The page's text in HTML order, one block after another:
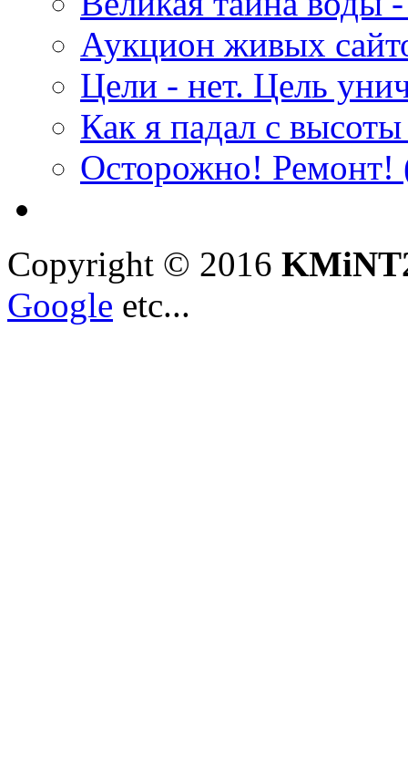
Аукцион живых
Цели - нет. Цель
Как я падал с
Осторожно!
Copyright © 2016
Google etc...